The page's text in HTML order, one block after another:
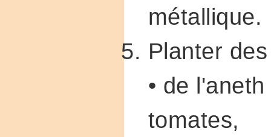
métallique.
Planter
• de
tomates,